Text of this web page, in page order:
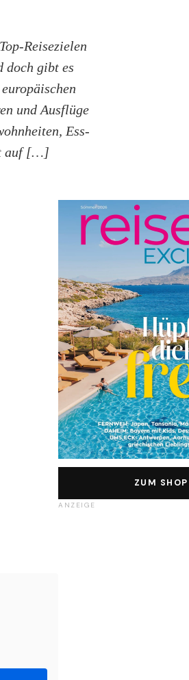
Reisezielen
doch gibt es
und Ausflüge
Ess-
auf […]
ZUM SHOP
ANZEIGE